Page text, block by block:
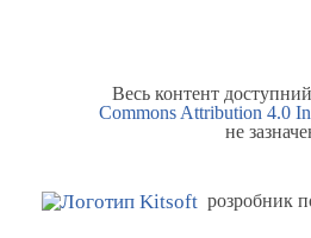
Весь контент доступний
Commons Attribution 4.0
не
розробник